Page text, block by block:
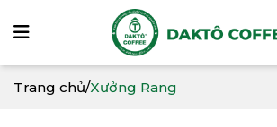
Trang chủ/Xưởng Rang